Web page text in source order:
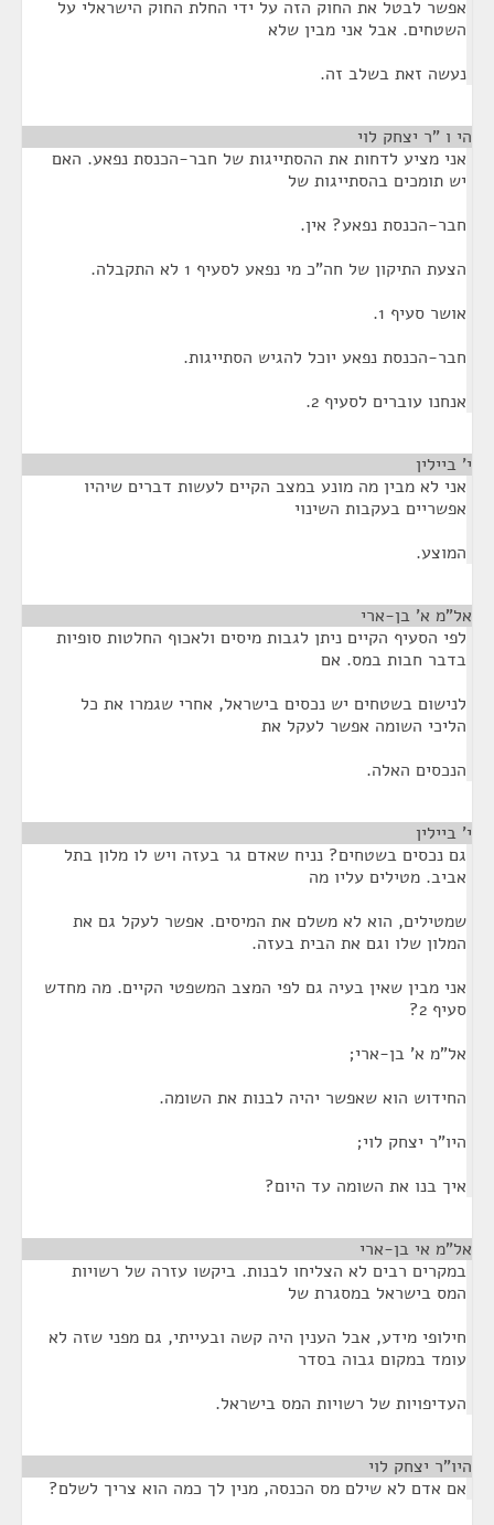
אפשר לבטל את החוק הזה על ידי החלת החוק הישראלי על
השטחים. אבל אני מבין שלא
נעשה זאת בשלב זה.
הי ו "ר יצחק לוי
אני מציע לדחות את ההסתייגות של חבר-הכנסת נפאע. האם
יש תומכים בהסתייגות של
חבר-הכנסת נפאע? אין.
הצעת התיקון של חה"כ מי נפאע לסעיף 1 לא התקבלה.
אושר סעיף 1.
חבר-הכנסת נפאע יוכל להגיש הסתייגות.
אנחנו עוברים לסעיף 2.
י' ביילין
אני לא מבין מה מונע במצב הקיים לעשות דברים שיהיו
אפשריים בעקבות השינוי
המוצע.
אל"מ א' בן-ארי
לפי הסעיף הקיים ניתן לגבות מיסים ולאכוף החלטות סופיות
בדבר חבות במס. אם
לנישום בשטחים יש נכסים בישראל, אחרי שגמרו את כל
הליכי השומה אפשר לעקל את
הנכסים האלה.
י' ביילין
גם נכסים בשטחים? נניח שאדם גר בעזה ויש לו מלון בתל
אביב. מטילים עליו מה
שמטילים, הוא לא משלם את המיסים. אפשר לעקל גם את
המלון שלו וגם את הבית בעזה.
אני מבין שאין בעיה גם לפי המצב המשפטי הקיים. מה מחדש
סעיף 2?
אל"מ א' בן-ארי;
החידוש הוא שאפשר יהיה לבנות את השומה.
היו"ר יצחק לוי;
איך בנו את השומה עד היום?
אל"מ אי בן-ארי
במקרים רבים לא הצליחו לבנות. ביקשו עזרה של רשויות
המס בישראל במסגרת של
חילופי מידע, אבל הענין היה קשה ובעייתי, גם מפני שזה לא
עומד במקום גבוה בסדר
העדיפויות של רשויות המס בישראל.
היו"ר יצחק לוי
אם אדם לא שילם מס הכנסה, מנין לך כמה הוא צריך לשלם?